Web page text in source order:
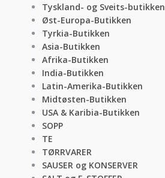
Tyskland- og Sveits-butikken
Øst-Europa-Butikken
Tyrkia-Butikken
Asia-Butikken
Afrika-Butikken
India-Butikken
Latin-Amerika-Butikken
Midtøsten-Butikken
USA & Karibia-Butikken
SOPP
TE
TØRRVARER
SAUSER og KONSERVER